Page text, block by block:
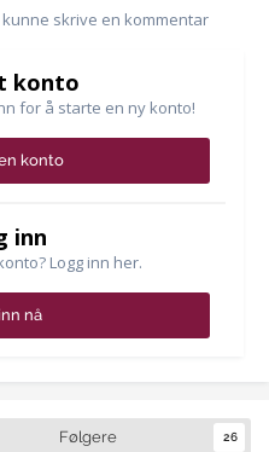
skrive en kommentar
konto
for å starte en ny konto!
konto
inn
Logg inn her.
nå
Følgere 26